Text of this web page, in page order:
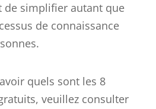
de simplifier autant que
de connaissance
quels sont les 8
veuillez consulter